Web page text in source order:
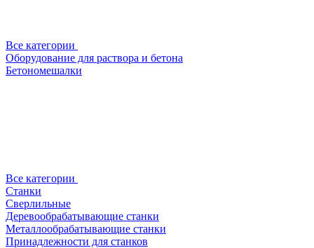
Все категории
Оборудование для раствора и бетона
Бетономешалки
Все категории
Станки
Сверлильные
Деревообрабатывающие станки
Металлообрабатывающие станки
Принадлежности для станков